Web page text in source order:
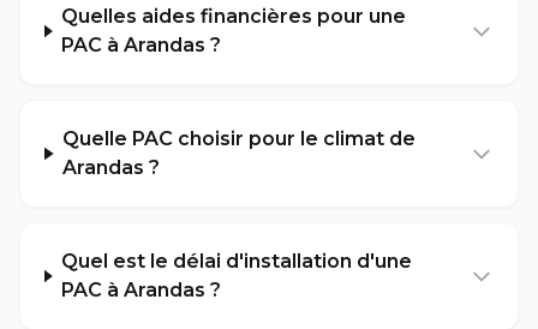
Quelles aides financières pour une
PAC à Arandas ?
Quelle PAC choisir pour le climat de
Arandas ?
Quel est le délai d'installation d'une
PAC à Arandas ?